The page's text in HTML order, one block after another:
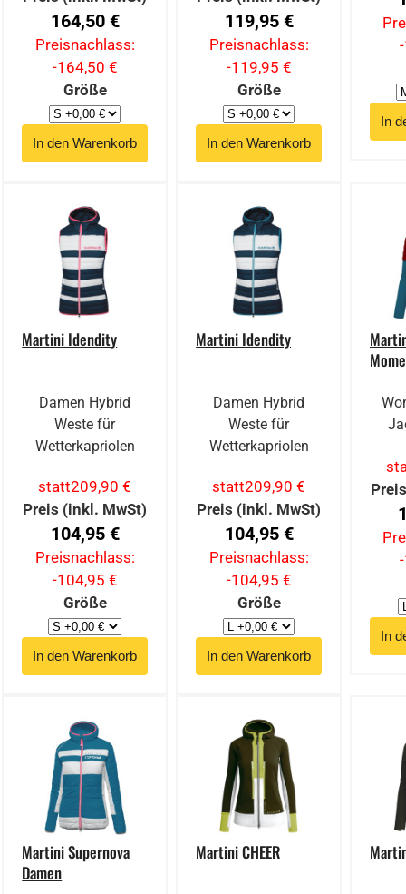
164,50 €
Preisnachlass:
-164,50 €
Größe
119,95 €
Preisnachlass:
-119,95 €
Größe
Martini Idendity
Damen Hybrid
Weste für
Wetterkapriolen
statt209,90 €
Preis (inkl. MwSt)
104,95 €
Preisnachlass:
-104,95 €
Größe
Martini Idendity
Damen Hybrid
Weste für
Wetterkapriolen
statt209,90 €
Preis (inkl. MwSt)
104,95 €
Preisnachlass:
-104,95 €
Größe
Martini Supernova
Damen
Martini CHEER